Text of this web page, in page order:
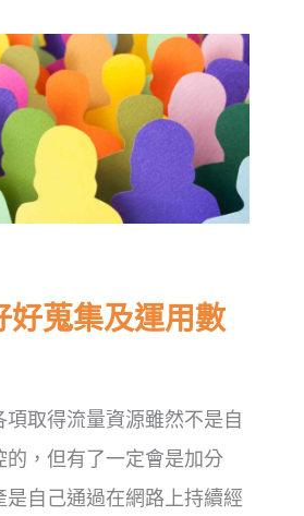
好蒐集及運用數
項取得流量資源雖然不是自
的，但有了一定會是加分
是自己通過在網路上持續經